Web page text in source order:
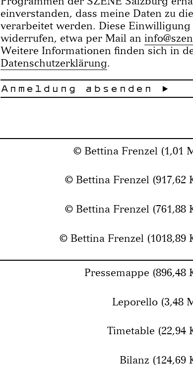
einverstanden, dass meine Daten zu
verarbeitet werden. Diese
widerrufen, etwa per Mail an
Weitere Informationen finden sich in
Datenschutzerklärung.
© Bettina Frenzel (1,01
© Bettina Frenzel (917,62
© Bettina Frenzel (761,88
© Bettina Frenzel (1018,89
Pressemappe (896,48
Leporello (3,48
Timetable (22,94
Bilanz (124,69